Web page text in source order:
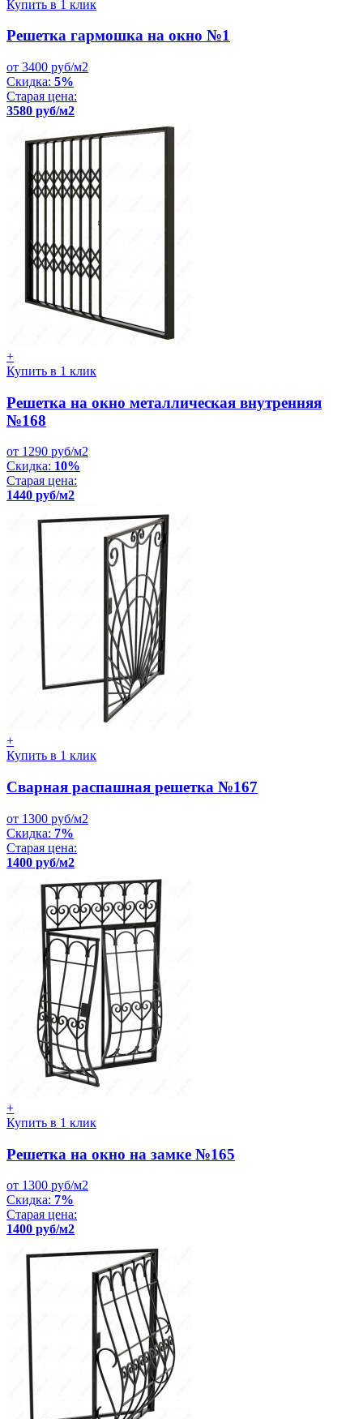
Купить в 1 клик
Решетка гармошка на окно №1
от 3400 руб/м2
Скидка: 5%
Старая цена:
3580 руб/м2
+
Купить в 1 клик
Решетка на окно металлическая внутренняя
№168
от 1290 руб/м2
Скидка: 10%
Старая цена:
1440 руб/м2
+
Купить в 1 клик
Сварная распашная решетка №167
от 1300 руб/м2
Скидка: 7%
Старая цена:
1400 руб/м2
+
Купить в 1 клик
Решетка на окно на замке №165
от 1300 руб/м2
Скидка: 7%
Старая цена:
1400 руб/м2